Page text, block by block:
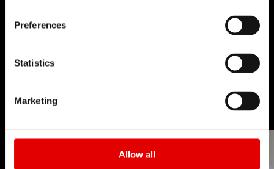
Preferences
Statistics
Marketing
Allow all